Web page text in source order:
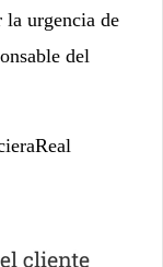
urgencia de
del